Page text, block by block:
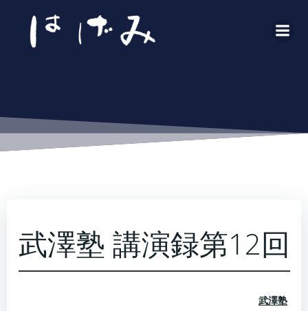
テ
キ
ッ
武澤塾 講演録第12回
武澤塾